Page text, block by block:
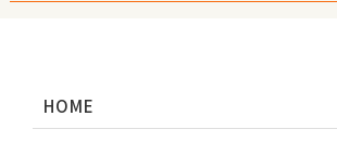
ステーションワゴン
HOME